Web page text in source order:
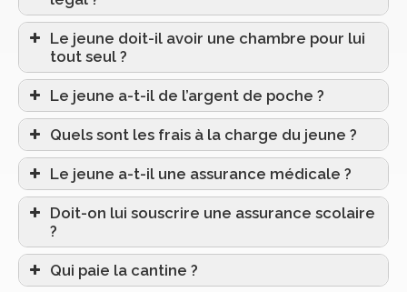
Le jeune doit-il avoir une chambre pour lui
tout seul ?
Le jeune a-t-il de l’argent de poche ?
Quels sont les frais à la charge du jeune ?
Le jeune a-t-il une assurance médicale ?
Doit-on lui souscrire une assurance scolaire
?
Qui paie la cantine ?